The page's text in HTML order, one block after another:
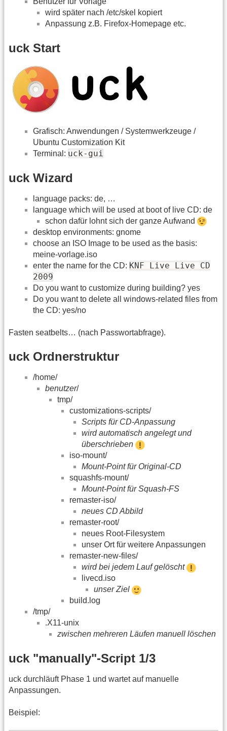
wird später nach /etc/skel kopiert
Anpassung z.B. Firefox-Homepage etc.
uck Start
Grafisch: Anwendungen / Systemwerkzeuge /
Ubuntu Customization Kit
Terminal: uck-gui
uck Wizard
language packs: de, …
language which will be used at boot of live CD: de
schon dafür lohnt sich der ganze Aufwand
desktop environments: gnome
choose an ISO Image to be used as the basis:
meine-vorlage.iso
enter the name for the CD: KNF Live Live CD
2009
Do you want to customize during building? yes
Do you want to delete all windows-related files from
the CD: yes/no
Fasten seatbelts… (nach Passwortabfrage).
uck Ordnerstruktur
/home/
benutzer/
tmp/
customizations-scripts/
Scripts für CD-Anpassung
wird automatisch angelegt und
überschrieben
iso-mount/
Mount-Point für Original-CD
squashfs-mount/
Mount-Point für Squash-FS
remaster-iso/
neues CD Abbild
remaster-root/
neues Root-Filesystem
unser Ort für weitere Anpassungen
remaster-new-files/
wird bei jedem Lauf gelöscht
livecd.iso
unser Ziel
build.log
/tmp/
.X11-unix
zwischen mehreren Läufen manuell löschen
uck "manually"-Script 1/3
uck durchläuft Phase 1 und wartet auf manuelle
Anpassungen.
Beispiel: